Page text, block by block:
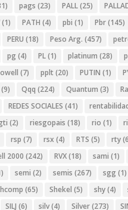
pags (23) PALL(25)
(1) PATH (4) pbi (1) Pbr(145)
PERU (18) Peso Arg. (457)
pg (4) PL(1) platinum (28)
(7) pplt (20) PUTIN (1)
(9) Qqq (224) Quantum (3)
REDES SOCIALES (41)
(2) riesgopais (18) rio (1)
rsp (7) rsx (4) RTS (5) rty
2000 (242) RVX(18) sami (1)
semi (2) semis (267) sgg (1)
(65) Shekel (5) shy(4)
SILJ (6) silv(4) Silver(273)